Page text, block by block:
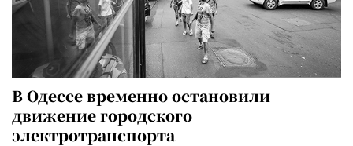
В Одессе временно остановили
движение городского
электротранспорта